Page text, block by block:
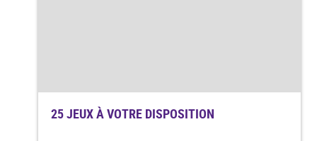
25 JEUX À VOTRE DISPOSITION